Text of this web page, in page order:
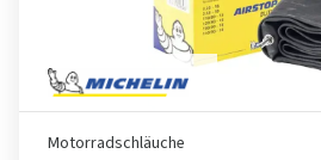
Motorradschläuche